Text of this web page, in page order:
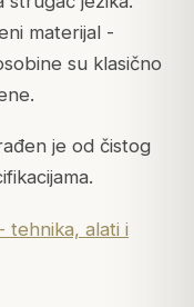
materijal -
su klasično
je od čistog
tehnika, alati i